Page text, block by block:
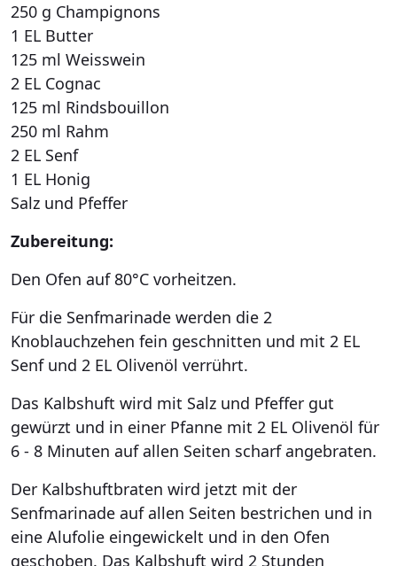
250 g Champignons
1 EL Butter
125 ml Weisswein
2 EL Cognac
125 ml Rindsbouillon
250 ml Rahm
2 EL Senf
1 EL Honig
Salz und Pfeffer
Zubereitung:
Den Ofen auf 80°C vorheitzen.
Für die Senfmarinade werden die 2
Knoblauchzehen fein geschnitten und mit 2 EL
Senf und 2 EL Olivenöl verrührt.
Das Kalbshuft wird mit Salz und Pfeffer gut
gewürzt und in einer Pfanne mit 2 EL Olivenöl für
6 - 8 Minuten auf allen Seiten scharf angebraten.
Der Kalbshuftbraten wird jetzt mit der
Senfmarinade auf allen Seiten bestrichen und in
eine Alufolie eingewickelt und in den Ofen
geschoben. Das Kalbshuft wird 2 Stunden